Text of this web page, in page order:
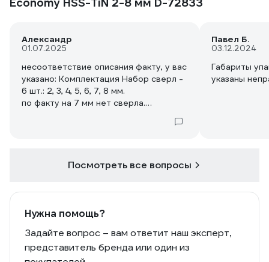
Александр
01.07.2025
несоответствие описания факту, у вас
указано: Комплектация Набор сверл -
6 шт.: 2, 3, 4, 5, 6, 7, 8 мм.
по факту на 7 мм нет сверла.
Павел Б.
03.12.2024
Габариты
указаны
Посмотреть все вопросы
Нужна помощь?
Задайте вопрос – вам ответит наш эксперт,
представитель бренда или один из